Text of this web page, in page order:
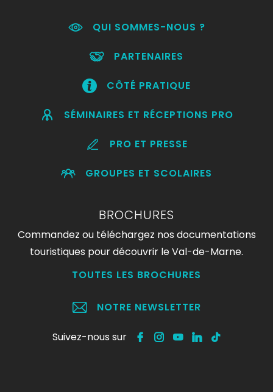
QUI SOMMES-NOUS ?
PARTENAIRES
CÔTÉ PRATIQUE
SÉMINAIRES ET RÉCEPTIONS PRO
PRO ET PRESSE
GROUPES ET SCOLAIRES
BROCHURES
Commandez ou téléchargez nos documentations
touristiques pour découvrir le Val-de-Marne.
TOUTES LES BROCHURES
NOTRE NEWSLETTER
Suivez-nous sur